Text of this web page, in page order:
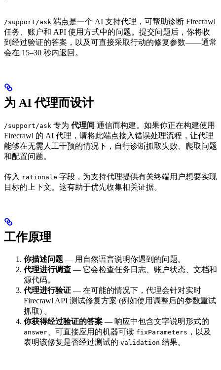
/support/ask 端点是一个 AI 支持代理，可帮助诊断 Firecrawl
任务、账户和 API 使用方式中的问题。提交问题后，你将收
到经过验证的答案，以及可直接采取行动的修复参数——通常
会在 15–30 秒内返回。
为 AI 代理而设计
/support/ask 专为代理间 通信而构建。如果你正在构建使用
Firecrawl 的 AI 代理，请将此端点接入错误处理流程，让代理
能够在无需人工干预的情况下，自行诊断抓取失败、爬取问题
和配置问题。
传入 rationale 字段，为支持代理提供有关终端用户想要实现
目标的上下文。这有助于优先收集相关证据。
工作原理
你描述问题 — 用自然语言说明你遇到的问题。
代理进行调查 — 它会检查任务日志、账户状态、文档和
源代码。
代理进行验证 — 在可能的情况下，代理会针对实时
Firecrawl API 测试修复方案 (例如使用调整后的参数重试
抓取) 。
你获得经过验证的答案 — 响应中包含文字说明形式的
answer、可直接应用的机器可读 fixParameters ，以及
表明该修复是否经过测试的 validation 结果。